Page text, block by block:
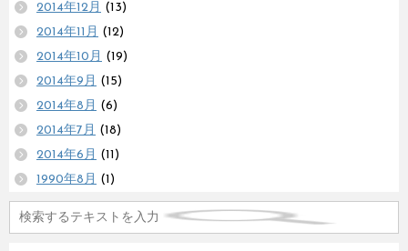
2014年12月 (13)
2014年11月 (12)
2014年10月 (19)
2014年9月 (15)
2014年8月 (6)
2014年7月 (18)
2014年6月 (11)
1990年8月 (1)